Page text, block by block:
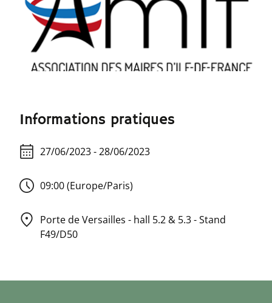
Informations pratiques
27/06/2023 - 28/06/2023
09:00 (Europe/Paris)
Porte de Versailles - hall 5.2 & 5.3 - Stand
F49/D50